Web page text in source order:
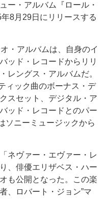
ー・アルバム『ロール・
8月29日にリリースする
・アルバムは、自身のイ
ッド・レコードからリリ
レングス・アルバムだ。
ィック曲のボーナス・デ
スセット、デジタル・ア
ッド・レコードとのパー
ソニーミュージックから
ネヴァー・エヴァー・レ
、俳優エリザベス・ハー
も公開となった。この楽
、ロバート・ジョン”マ